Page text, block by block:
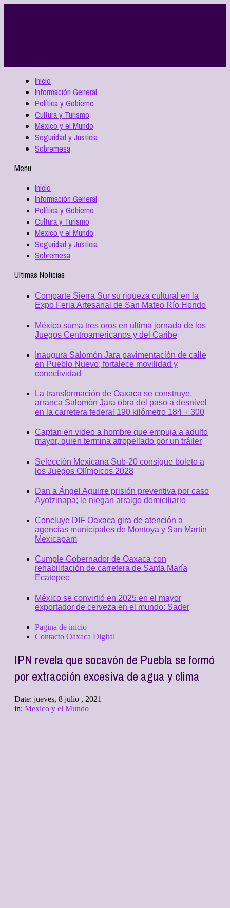
Inicio
Información General
Política y Gobierno
Cultura y Turismo
Mexico y el Mundo
Seguridad y Justicia
Sobremesa
Menu
Inicio
Información General
Política y Gobierno
Cultura y Turismo
Mexico y el Mundo
Seguridad y Justicia
Sobremesa
Ultimas Noticias
Comparte Sierra Sur su riqueza cultural en la
Expo Feria Artesanal de San Mateo Río Hondo
México suma tres oros en última jornada de los
Juegos Centroamericanos y del Caribe
Inaugura Salomón Jara pavimentación de calle
en Pueblo Nuevo; fortalece movilidad y
conectividad
La transformación de Oaxaca se construye,
arranca Salomón Jara obra del paso a desnivel
en la carretera federal 190 kilómetro 184 + 300
Captan en video a hombre que empuja a adulto
mayor, quien termina atropellado por un tráiler
Selección Mexicana Sub-20 consigue boleto a
los Juegos Olímpicos 2028
Dan a Ángel Aguirre prisión preventiva por caso
Ayotzinapa; le niegan arraigo domiciliario
Concluye DIF Oaxaca gira de atención a
agencias municipales de Montoya y San Martín
Mexicapam
Cumple Gobernador de Oaxaca con
rehabilitación de carretera de Santa María
Ecatepec
México se convirtió en 2025 en el mayor
exportador de cerveza en el mundo: Sader
Pagina de inicio
Contacto Oaxaca Digital
IPN revela que socavón de Puebla se formó
por extracción excesiva de agua y clima
Date: jueves, 8 julio , 2021
in: Mexico y el Mundo